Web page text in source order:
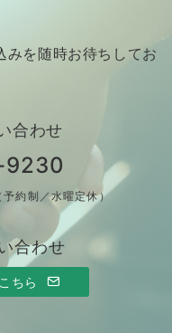
みを随時お待ちしてお
合わせ
予約制／水曜定休）
合わせ
ちら